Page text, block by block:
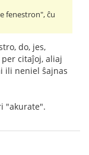
fenestron", ĉu
do, jes,
citaĵoj, aliaj
ili neniel ŝajnas
"akurate".